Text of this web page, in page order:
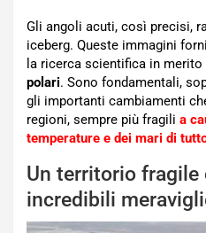
Gli angoli acuti, così precisi,
iceberg. Queste immagini
la ricerca scientifica in merito
polari. Sono fondamentali,
gli importanti cambiamenti
regioni, sempre più fragili a
temperature e dei mari di
Un territorio fragile
incredibili